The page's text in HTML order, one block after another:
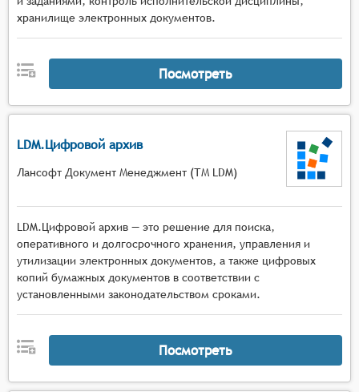
хранилище электронных документов.
Посмотреть
LDM.Цифровой архив
Лансофт Документ Менеджмент (ТМ LDM)
LDM.Цифровой архив — это решение для поиска,
оперативного и долгосрочного хранения, управления и
утилизации электронных документов, а также цифровых
копий бумажных документов в соответствии с
установленными законодательством сроками.
Посмотреть